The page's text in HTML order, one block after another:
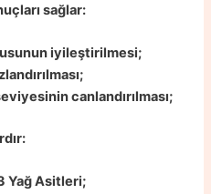
sağlar:
iyileştirilmesi;
canlandırılması;
Yağ Asitleri;